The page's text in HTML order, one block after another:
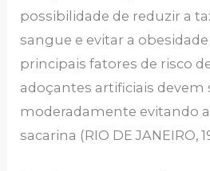
possibilidade de reduzir a
sangue e evitar a
principais fatores de risco
adoçantes artificiais devem
moderadamente evitando
sacarina (RIO DE JANEIRO,